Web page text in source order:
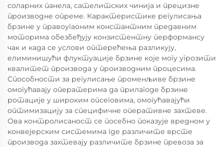
соларних панела, сателитских чинија и прецизне
производне опреме. Карактеристике регулисања
брзине у правоугаоним константним предавним
моторима обезбеђују конзистентну перформансу
чак и када се услови оптерећења разликују,
елиминишући флуктуације брзине које могу угрозити
квалитет производа у производним процесима.
Способности за регулисање променљиве брзине
омогућавају оператерима да прилагоде брзине
ротације у широким опсеговима, омогућавајући
оптимизацију за специфичне оперативне захтеве.
Ова контролисаност се посебно показује вредном у
конвејерским системима где различите врсте
производа захтевају различите брзине превоза за